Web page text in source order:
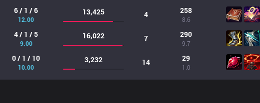
6 / 1 / 6
12.00
13,425 4 258
8.6
4 / 1 / 5
9.00
16,022 7 290
9.7
0 / 1 / 10
10.00
3,232 14 29
1.0